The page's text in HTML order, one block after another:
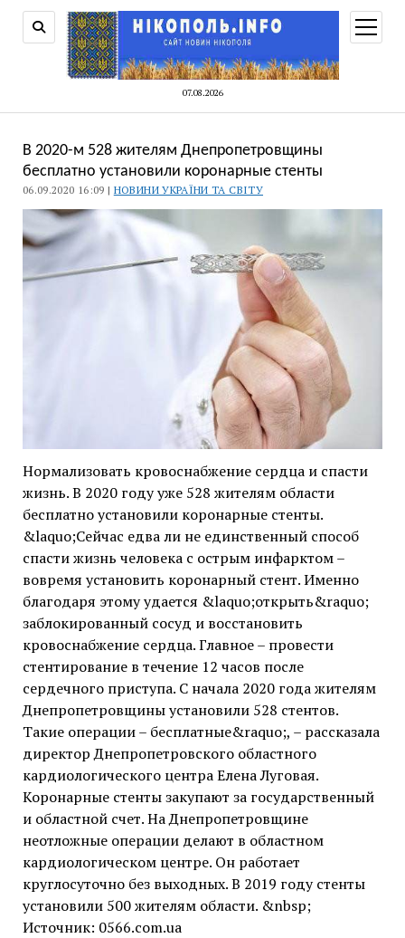
07.08.2026
меню
В 2020-м 528 жителям Днепропетровщины
бесплатно установили коронарные стенты
06.09.2020 16:09 | НОВИНИ УКРАЇНИ ТА СВІТУ
Нормализовать кровоснабжение сердца и спасти
жизнь. В 2020 году уже 528 жителям области
бесплатно установили коронарные стенты.
&laquo;Сейчас едва ли не единственный способ
спасти жизнь человека с острым инфарктом –
вовремя установить коронарный стент. Именно
благодаря этому удается &laquo;открыть&raquo;
заблокированный сосуд и восстановить
кровоснабжение сердца. Главное – провести
стентирование в течение 12 часов после
сердечного приступа. С начала 2020 года жителям
Днепропетровщины установили 528 стентов.
Такие операции – бесплатные&raquo;, – рассказала
директор Днепропетровского областного
кардиологического центра Елена Луговая.
Коронарные стенты закупают за государственный
и областной счет. На Днепропетровщине
неотложные операции делают в областном
кардиологическом центре. Он работает
круглосуточно без выходных. В 2019 году стенты
установили 500 жителям области. &nbsp;
Источник: 0566.com.ua